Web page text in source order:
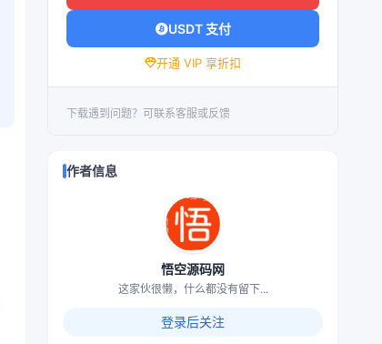
USDT 支付
开通 VIP 享折扣
下载遇到问题？可联系客服或反馈
作者信息
悟空源码网
这家伙很懒，什么都没有留下...
登录后关注